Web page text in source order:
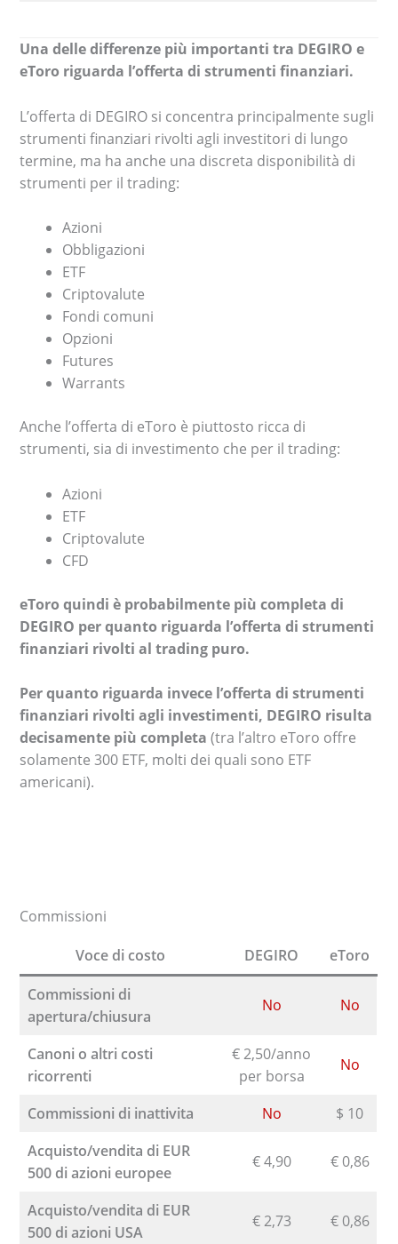
Una delle differenze più importanti tra DEGIRO e
eToro riguarda l’offerta di strumenti finanziari.
L’offerta di DEGIRO si concentra principalmente sugli
strumenti finanziari rivolti agli investitori di lungo
termine, ma ha anche una discreta disponibilità di
strumenti per il trading:
Azioni
Obbligazioni
ETF
Criptovalute
Fondi comuni
Opzioni
Futures
Warrants
Anche l’offerta di eToro è piuttosto ricca di
strumenti, sia di investimento che per il trading:
Azioni
ETF
Criptovalute
CFD
eToro quindi è probabilmente più completa di
DEGIRO per quanto riguarda l’offerta di strumenti
finanziari rivolti al trading puro.
Per quanto riguarda invece l’offerta di strumenti
finanziari rivolti agli investimenti, DEGIRO risulta
decisamente più completa(tra l’altro eToro offre
solamente 300 ETF, molti dei quali sono ETF
americani).
Commissioni
Voce di costo
DEGIRO
eToro
Commissioni di
apertura/chiusura
No No
Canoni o altri costi
ricorrenti
€ 2,50/anno
per borsa
No
Commissioni di inattivita No
$ 10
Acquisto/vendita di EUR
500 di azioni europee
€ 4,90 € 0,86
Acquisto/vendita di EUR
500 di azioni USA
€ 2,73 € 0,86